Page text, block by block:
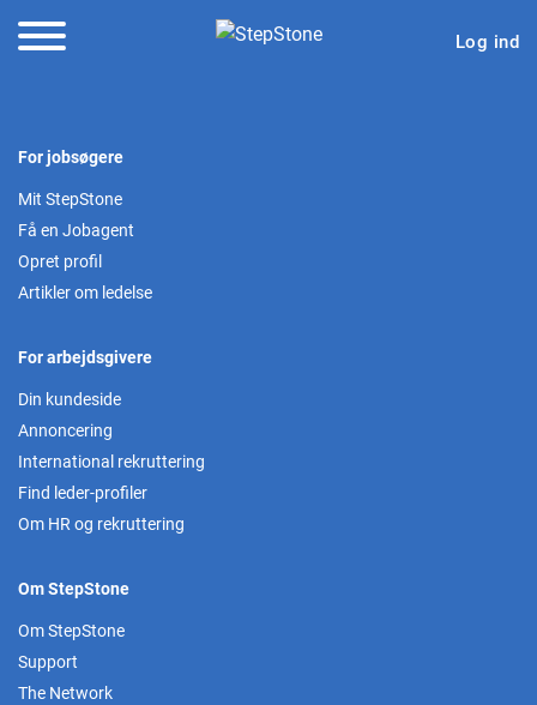
Log ind
For jobsøgere
Mit StepStone
Få en Jobagent
Opret profil
Artikler om ledelse
For arbejdsgivere
Din kundeside
Annoncering
International rekruttering
Find leder-profiler
Om HR og rekruttering
Om StepStone
Om StepStone
Support
The Network